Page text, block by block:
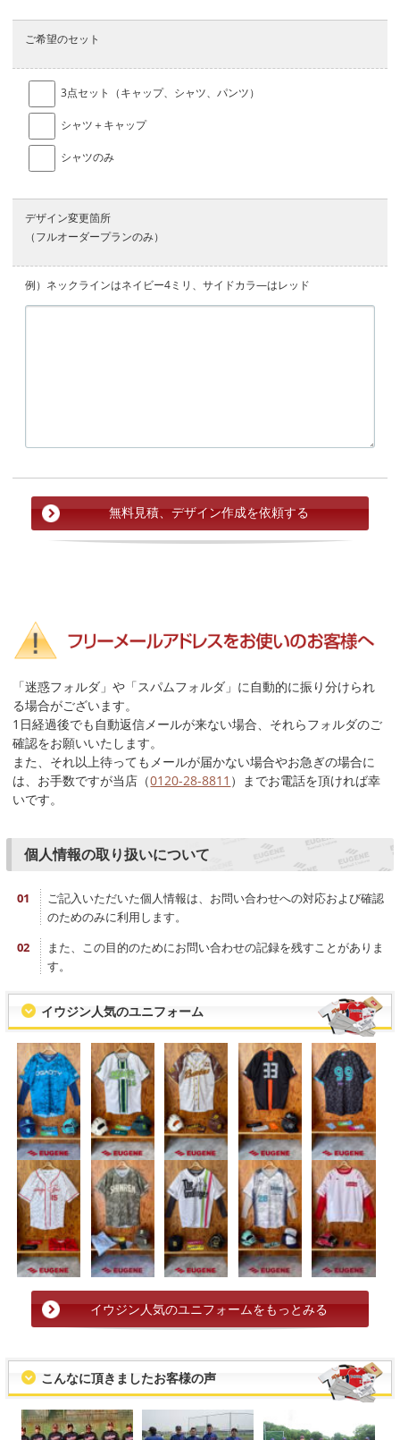
ご希望のセット
3点セット（キャップ、シャツ、パンツ）
シャツ＋キャップ
シャツのみ
デザイン変更箇所
（フルオーダープランのみ）
例）ネックラインはネイビー4ミリ、サイドカラ―はレッド
「迷惑フォルダ」や「スパムフォルダ」に自動的に振り分けられ
る場合がございます。
1日経過後でも自動返信メールが来ない場合、それらフォルダのご
確認をお願いいたします。
また、それ以上待ってもメールが届かない場合やお急ぎの場合に
は、お手数ですが当店（0120-28-8811 ）までお電話を頂ければ幸
いです。
個人情報の取り扱いについて
ご記入いただいた個人情報は、お問い合わせへの対応および確認
のためのみに利用します。
また、この目的のためにお問い合わせの記録を残すことがありま
す。
イウジン人気のユニフォーム
イウジン人気のユニフォームをもっとみる
こんなに頂きましたお客様の声